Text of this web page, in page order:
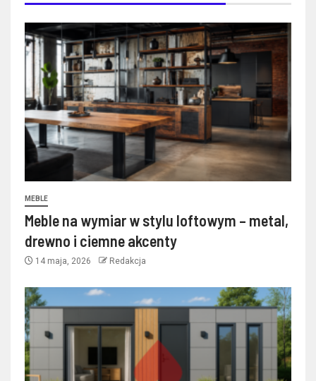
MEBLE
Meble na wymiar w stylu loftowym – metal,
drewno i ciemne akcenty
14 maja, 2026 Redakcja